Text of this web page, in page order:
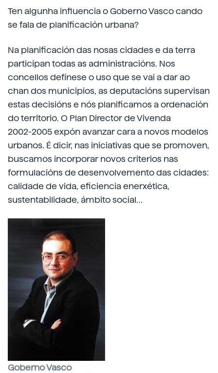
Ten algunha influencia o Goberno Vasco cando
se fala de planificación urbana?
Na planificación das nosas cidades e da terra
participan todas as administracións. Nos
concellos defínese o uso que se vai a dar ao
chan dos municipios, as deputacións supervisan
estas decisións e nós planificamos a ordenación
do territorio. O Plan Director de Vivenda
2002-2005 expón avanzar cara a novos modelos
urbanos. É dicir, nas iniciativas que se promoven,
buscamos incorporar novos criterios nas
formulacións de desenvolvemento das cidades:
calidade de vida, eficiencia enerxética,
sustentabilidade, ámbito social…
Goberno Vasco